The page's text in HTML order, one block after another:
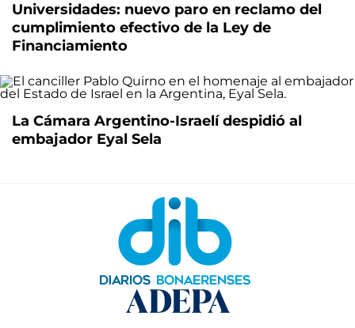
Universidades: nuevo paro en reclamo del
cumplimiento efectivo de la Ley de
Financiamiento
La Cámara Argentino-Israelí despidió al
embajador Eyal Sela